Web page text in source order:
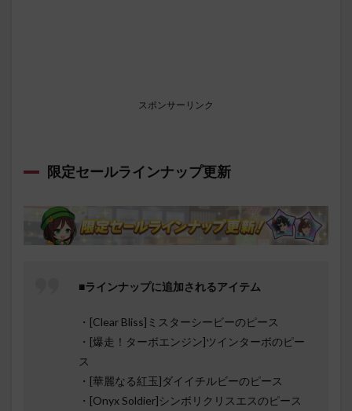
スポンサーリンク
限定セールラインナップ更新
■ラインナップに追加されるアイテム
・[Clear Bliss]ミスターシービーのピース
・[爆走！ターボエンジン]ツインターボのピー
ス
・[華麗なる紅玉]ダイイチルビーのピース
・[Onyx Soldier]シンボリクリスエスのピース